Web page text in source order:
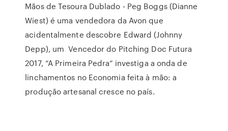
Mãos de Tesoura Dublado - Peg Boggs (Dianne
Wiest) é uma vendedora da Avon que
acidentalmente descobre Edward (Johnny
Depp), um Vencedor do Pitching Doc Futura
2017, “A Primeira Pedra” investiga a onda de
linchamentos no Economia feita à mão: a
produção artesanal cresce no país.